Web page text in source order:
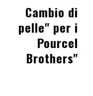
Cambio di
pelle" per i
Pourcel
Brothers"